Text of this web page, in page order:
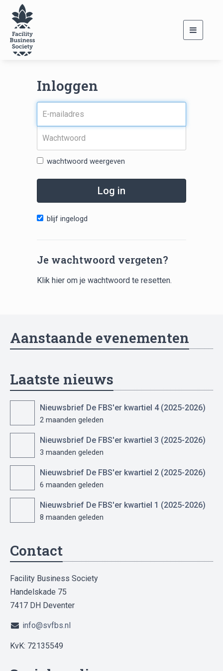
Toggle
Inloggen
wachtwoord weergeven
Log in
blijf ingelogd
Je wachtwoord vergeten?
Klik hier om je wachtwoord te resetten.
Aanstaande evenementen
Laatste nieuws
Nieuwsbrief De FBS'er kwartiel 4 (2025-2026)
2 maanden geleden
Nieuwsbrief De FBS'er kwartiel 3 (2025-2026)
3 maanden geleden
Nieuwsbrief De FBS'er kwartiel 2 (2025-2026)
6 maanden geleden
Nieuwsbrief De FBS'er kwartiel 1 (2025-2026)
8 maanden geleden
Contact
Facility Business Society
Handelskade 75
7417 DH Deventer
info@svfbs.nl
KvK: 72135549